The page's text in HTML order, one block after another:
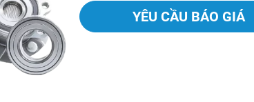
YÊU CẦU BÁO GIÁ